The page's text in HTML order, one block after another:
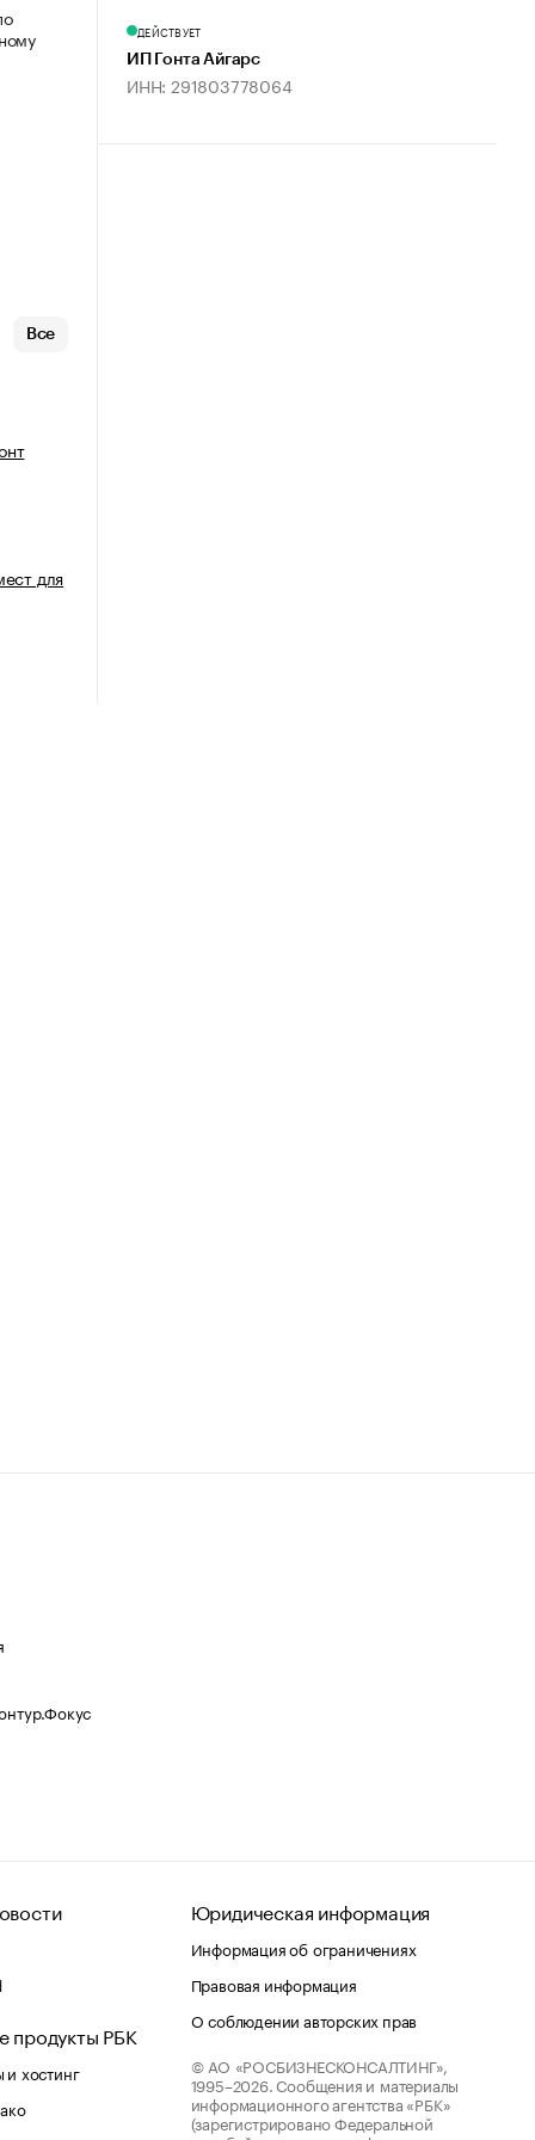
Все
для
ДЕЙСТВУЕТ
ИП Гонта Айгарс
ИНН: 291803778064
продукты РБК
хостинг
Юридическая информация
Информация об ограничениях
Правовая информация
О соблюдении авторских прав
© АО «РОСБИЗНЕСКОНСАЛТИНГ»,
1995–2026. Сообщения и материалы
информационного агентства «РБК»
(зарегистрировано Федеральной